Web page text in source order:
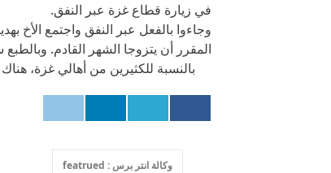
في زيارة قطاع غزة عبر النفق.
وجاءوا بالفعل عبر النفق واجتمع الأخ
المقرر أن يتزوجا الشهر القادم.
بالنسبة للكثيرين من أهالي غزة،
وكالة انتر برس : featrued